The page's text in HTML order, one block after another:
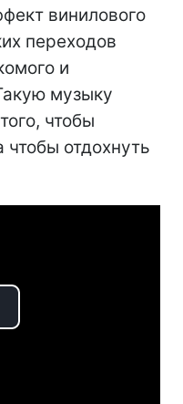
винилового
переходов
и
музыку
чтобы
отдохнуть